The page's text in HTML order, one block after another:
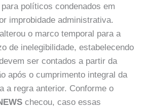
políticos condenados em
improbidade administrativa.
o marco temporal para a
de inelegibilidade, estabelecendo
ser contados a partir da
após o cumprimento integral da
a regra anterior. Conforme o
checou, caso essas